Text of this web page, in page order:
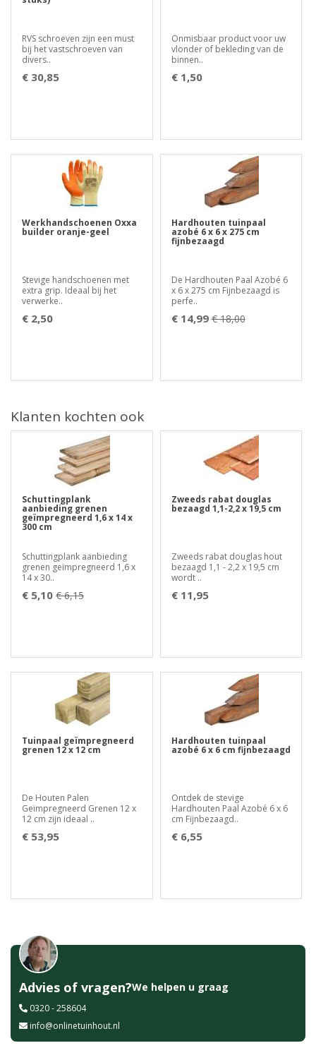
RVS schroeven zijn een must
bij het vastschroeven van
divers..
€ 30,85
Onmisbaar product voor uw
vlonder of bekleding van de
binnen..
€ 1,50
Werkhandschoenen Oxxa
builder oranje-geel
Stevige handschoenen met
extra grip. Ideaal bij het
verwerke..
€ 2,50
Hardhouten tuinpaal
azobé 6 x 6 x 275 cm
fijnbezaagd
De Hardhouten Paal Azobé 6
x 6 x 275 cm Fijnbezaagd is
perfe..
€ 14,99 € 18,00
Klanten kochten ook
Schuttingplank
aanbieding grenen
geïmpregneerd 1,6 x 14 x
300 cm
Schuttingplank aanbieding
grenen geïmpregneerd 1,6 x
14 x 30..
€ 5,10 € 6,15
Zweeds rabat douglas
bezaagd 1,1-2,2 x 19,5 cm
Zweeds rabat douglas hout
bezaagd 1,1 - 2,2 x 19,5 cm
wordt ..
€ 11,95
Tuinpaal geïmpregneerd
grenen 12 x 12 cm
De Houten Palen
Geïmpregneerd Grenen 12 x
12 cm zijn ideaal ..
€ 53,95
Hardhouten tuinpaal
azobé 6 x 6 cm fijnbezaagd
Ontdek de stevige
Hardhouten Paal Azobé 6 x 6
cm Fijnbezaagd..
€ 6,55
Advies of vragen?We helpen u graag
0320 - 258604
info@onlinetuinhout.nl